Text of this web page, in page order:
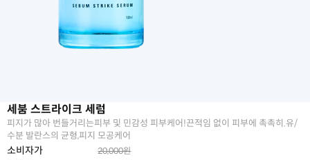
세붐 스트라이크 세럼
피지가 많아 번들거리는피부 및 민감성 피부케어!끈적임 없이 피부에 촉촉히.유/
수분 발란스의 균형,피지 모공케어
소비자가 20,000원